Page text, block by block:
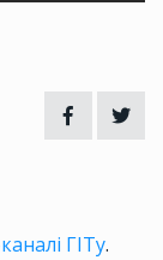
ГІТу.